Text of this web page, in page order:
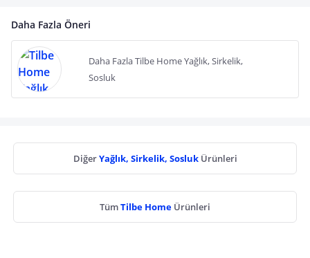
Daha Fazla Öneri
Daha Fazla Tilbe Home Yağlık, Sirkelik,
Sosluk
DiğerYağlık, Sirkelik, Sosluk Ürünleri
TümTilbe Home Ürünleri